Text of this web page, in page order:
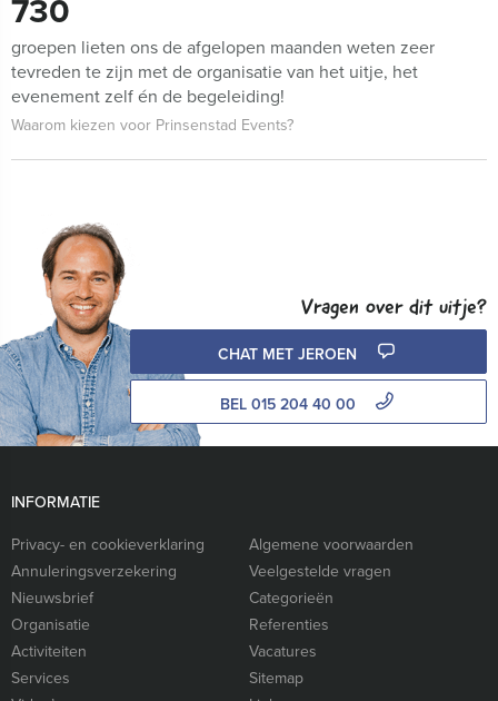
730
groepen lieten ons de afgelopen maanden weten zeer
tevreden te zijn met de organisatie van het uitje, het
evenement zelf én de begeleiding!
Waarom kiezen voor Prinsenstad Events?
Vragen over dit uitje?
CHAT MET JEROEN
BEL 015 204 40 00
INFORMATIE
Privacy- en cookieverklaring
Algemene voorwaarden
Annuleringsverzekering
Veelgestelde vragen
Nieuwsbrief
Categorieën
Organisatie
Referenties
Activiteiten
Vacatures
Services
Sitemap